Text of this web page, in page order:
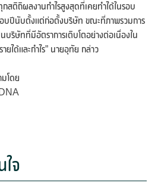
ถิผลงานกำไรสูงสุดที่เคยทำได้ในรอบ
อบปีนับตั้งแต่ก่อตั้งบริษัท ขณะที่ภาพรวมการ
บริษัทที่มีอัตราการเติบโตอย่างต่อเนื่องใน
ยได้และกำไร” นายอุทัย กล่าว
โดย
จ